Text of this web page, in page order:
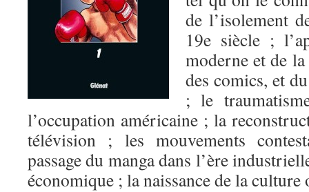
de l’isolement
19e siècle ;
moderne et de
des comics, et
; le
l’occupation américaine ; la
télévision ; les mouvements
passage du manga dans l’ère
économique ; la naissance de la